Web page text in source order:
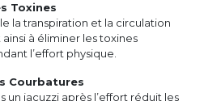
Toxines
la transpiration et la circulation
à éliminer les toxines
l’effort physique.
Courbatures
un jacuzzi après l’effort réduit les